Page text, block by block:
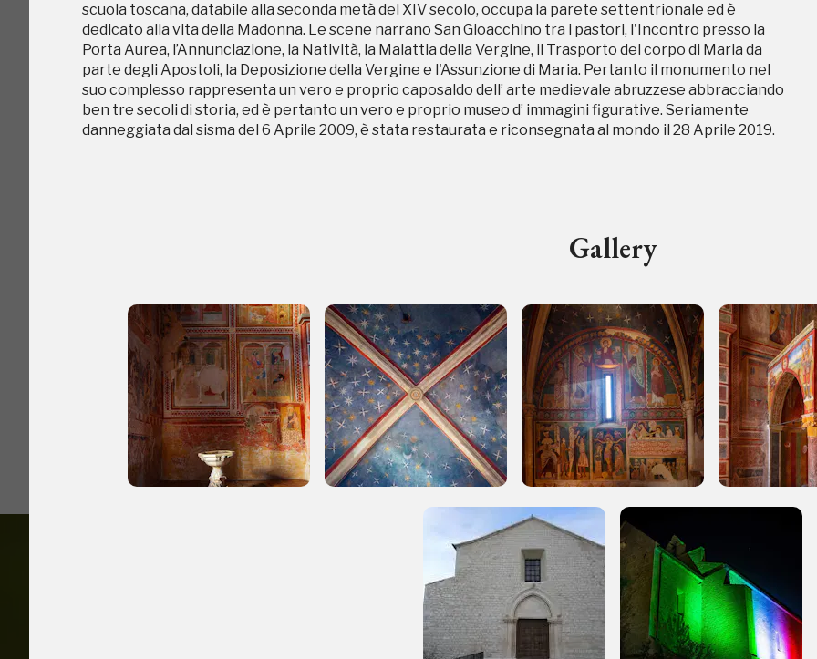
scuola toscana, databile alla seconda metà del XIV secolo, occupa la parete settentrionale ed è
dedicato alla vita della Madonna. Le scene narrano San Gioacchino tra i pastori, l'Incontro presso la
Porta Aurea, l’Annunciazione, la Natività, la Malattia della Vergine, il Trasporto del corpo di Maria da
parte degli Apostoli, la Deposizione della Vergine e l'Assunzione di Maria. Pertanto il monumento nel
suo complesso rappresenta un vero e proprio caposaldo dell’ arte medievale abruzzese abbracciando
ben tre secoli di storia, ed è pertanto un vero e proprio museo d’ immagini figurative. Seriamente
danneggiata dal sisma del 6 Aprile 2009, è stata restaurata e riconsegnata al mondo il 28 Aprile 2019.
Gallery
Campagne in corso in questo
Storico campagne in questo
I Luoghi del Cuore
2003, 2014, 2016, 2018, 2020, 2022
Registrati alla newsletter
Accedi alle informazioni per te più interessanti, a quelle inerenti i luoghi
eventi organizzati